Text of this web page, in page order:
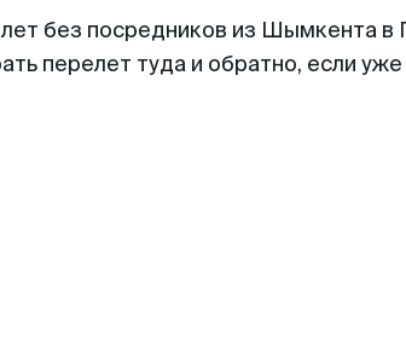
без посредников из Шымкента
перелет туда и обратно, если